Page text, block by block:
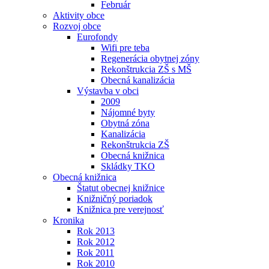
Február
Aktivity obce
Rozvoj obce
Eurofondy
Wifi pre teba
Regenerácia obytnej zóny
Rekonštrukcia ZŠ s MŠ
Obecná kanalizácia
Výstavba v obci
2009
Nájomné byty
Obytná zóna
Kanalizácia
Rekonštrukcia ZŠ
Obecná knižnica
Skládky TKO
Obecná knižnica
Štatut obecnej knižnice
Knižničný poriadok
Knižnica pre verejnosť
Kronika
Rok 2013
Rok 2012
Rok 2011
Rok 2010